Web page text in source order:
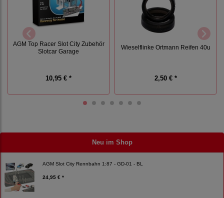
Neu im Shop
AGM Slot City Rennbahn 1:87 - GD-01 - BL
24,95 € *
AGM Top Racer Slot City Zubehör
Slotcar Garage
10,95 € *
Wieselflinke Ortmann Reifen 40u
2,50 € *